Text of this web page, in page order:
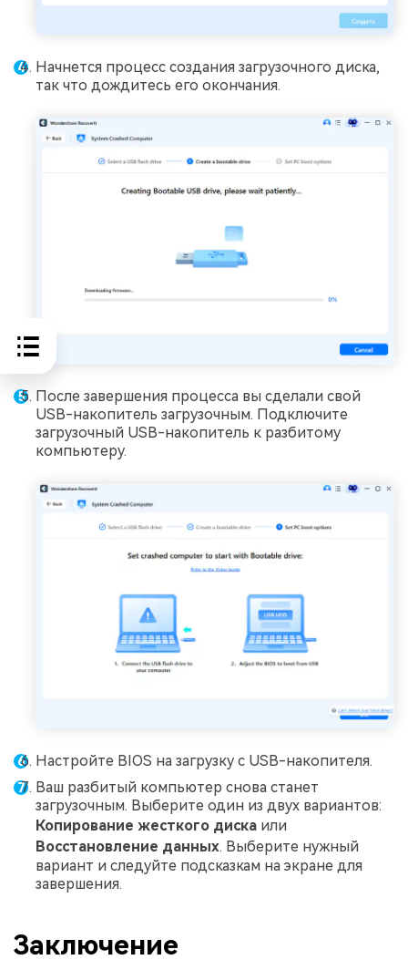
Начнется процесс создания загрузочного диска,
так что дождитесь его окончания.
После завершения процесса вы сделали свой
USB-накопитель загрузочным. Подключите
загрузочный USB-накопитель к разбитому
компьютеру.
Настройте BIOS на загрузку с USB-накопителя.
Ваш разбитый компьютер снова станет
загрузочным. Выберите один из двух вариантов:
Копирование жесткого диска или
Восстановление данных. Выберите нужный
вариант и следуйте подсказкам на экране для
завершения.
Заключение